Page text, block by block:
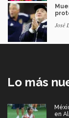
José
Lo más
en